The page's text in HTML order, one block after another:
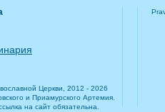
Церкви, 2012 - 2026
и Приамурского Артемия.
на сайт обязательна.